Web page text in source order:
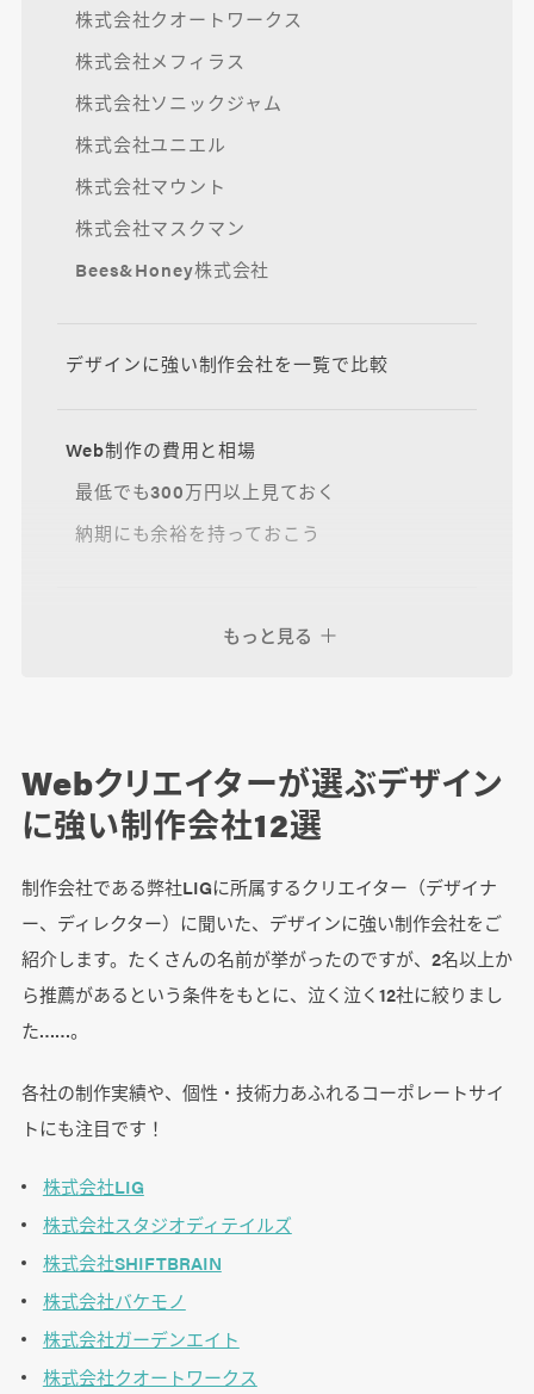
株式会社クオートワークス
株式会社メフィラス
株式会社ソニックジャム
株式会社ユニエル
株式会社マウント
株式会社マスクマン
Bees&Honey株式会社
デザインに強い制作会社を一覧で比較
Web制作の費用と相場
最低でも300万円以上見ておく
納期にも余裕を持っておこう
デザインに強い制作会社を選ぶ上での注意点
そもそも「デザインに強い」ってなんだろう？
さいごに
もっと見る
Webクリエイターが選ぶデザイン
に強い制作会社12選
制作会社である弊社LIGに所属するクリエイター（デザイナ
ー、ディレクター）に聞いた、デザインに強い制作会社をご
紹介します。たくさんの名前が挙がったのですが、2名以上か
ら推薦があるという条件をもとに、泣く泣く12社に絞りまし
た……。
各社の制作実績や、個性・技術力あふれるコーポレートサイ
トにも注目です！
株式会社LIG
株式会社スタジオディテイルズ
株式会社SHIFTBRAIN
株式会社バケモノ
株式会社ガーデンエイト
株式会社クオートワークス